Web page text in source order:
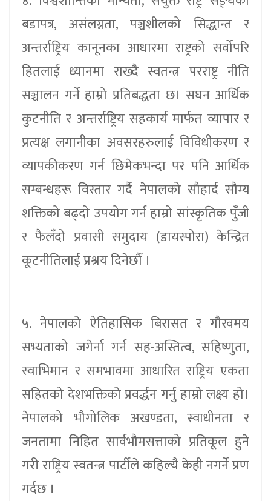
बडापत्र, असंलग्नता, पञ्चशीलको सिद्धान्त र
अन्तर्राष्ट्रिय कानूनका आधारमा राष्ट्रको सर्वोपरि
हितलाई ध्यानमा राख्दै स्वतन्त्र परराष्ट्र नीति
सञ्चालन गर्ने हाम्रो प्रतिबद्धता छ। सघन आर्थिक
कुटनीति र अन्तर्राष्ट्रिय सहकार्य मार्फत व्यापार र
प्रत्यक्ष लगानीका अवसरहरुलाई विविधीकरण र
व्यापकीकरण गर्न छिमेकभन्दा पर पनि आर्थिक
सम्बन्धहरू विस्तार गर्दै नेपालको सौहार्द सौम्य
शक्तिको बढ्‌दो उपयोग गर्न हाम्रो सांस्कृतिक पुँजी
र फैलँदो प्रवासी समुदाय (डायस्पोरा) केन्द्रित
कूटनीतिलाई प्रश्रय दिनेछौँ ।
५. नेपालको ऐतिहासिक बिरासत र गौरवमय
सभ्यताको जगेर्ना गर्न सह-अस्तित्व, सहिष्णुता,
स्वाभिमान र समभावमा आधारित राष्ट्रिय एकता
सहितको देशभक्तिको प्रवर्द्धन गर्नु हाम्रो लक्ष्य हो।
नेपालको भौगोलिक अखण्डता, स्वाधीनता र
जनतामा निहित सार्वभौमसत्ताको प्रतिकूल हुने
गरी राष्ट्रिय स्वतन्त्र पार्टीले कहिल्यै केही नगर्ने प्रण
गर्दछ ।